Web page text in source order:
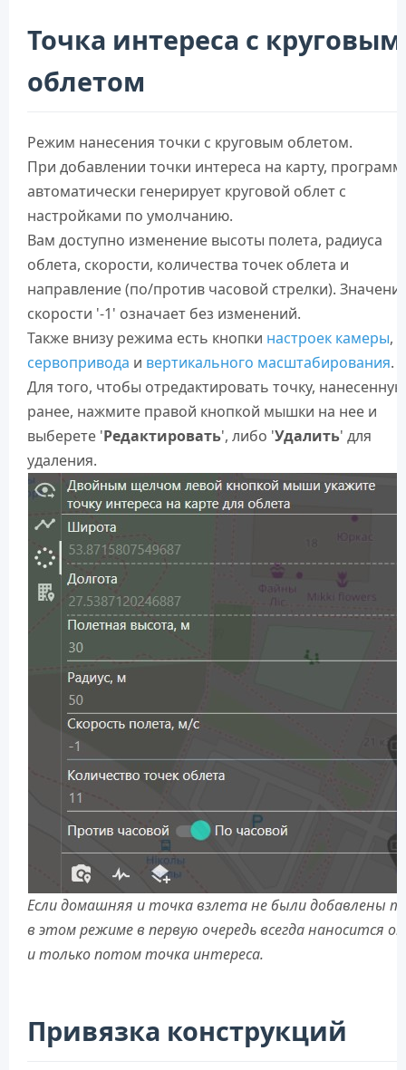
Точка интереса с круговым
облетом
Режим нанесения точки с круговым облетом.
При добавлении точки интереса на карту,
автоматически генерирует круговой облет с
настройками по умолчанию.
Вам доступно изменение высоты полета, радиуса
облета, скорости, количества точек облета и
направление (по/против часовой стрелки).
скорости '-1' означает без изменений.
Также внизу режима есть кнопки настроек камеры,
сервопривода и вертикального масштабирования.
Для того, чтобы отредактировать точку, нанесенную
ранее, нажмите правой кнопкой мышки на нее и
выберете 'Редактировать', либо 'Удалить' для
удаления.
Если домашняя и точка взлета не были добавлены
в этом режиме в первую очередь всегда наносится
и только потом точка интереса.
Привязка конструкций